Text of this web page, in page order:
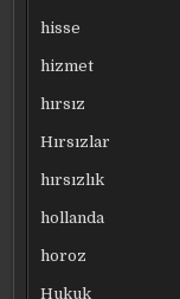
hisse
hizmet
hırsız
Hırsızlar
hırsızlık
hollanda
horoz
Hukuk